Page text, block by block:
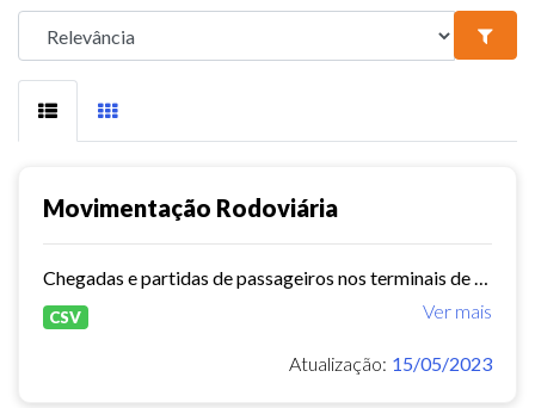
Movimentação Rodoviária
Ver mais
CSV
Atualização: 15/05/2023